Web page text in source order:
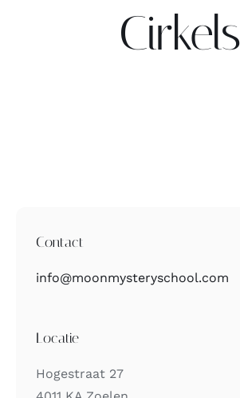
Contact
Cirkels
Contact
info@moonmysteryschool.com
Locatie
Hogestraat 27